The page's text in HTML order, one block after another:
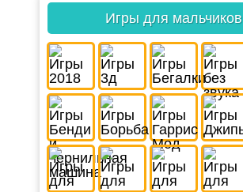
Игры для мальчиков